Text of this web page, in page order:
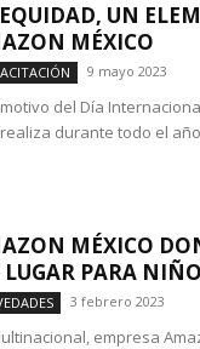
UN
MÉXICO
9 mayo 2023
del Día
durante todo el
MÉXICO
PARA
3 febrero 2023
empresa